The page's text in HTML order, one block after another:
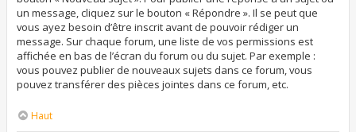
un message, cliquez sur le bouton « Répondre ». Il se peut que
vous ayez besoin d’être inscrit avant de pouvoir rédiger un
message. Sur chaque forum, une liste de vos permissions est
affichée en bas de l’écran du forum ou du sujet. Par exemple :
vous pouvez publier de nouveaux sujets dans ce forum, vous
pouvez transférer des pièces jointes dans ce forum, etc.
Haut